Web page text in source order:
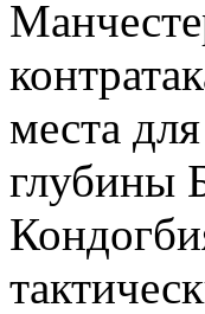
места
глубины